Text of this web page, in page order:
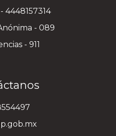
4448157314
- 089
- 911